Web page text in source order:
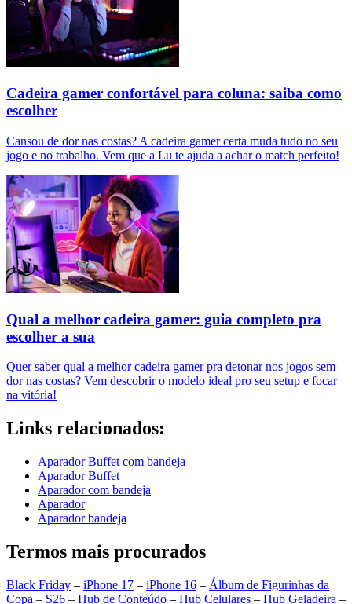
Cadeira gamer confortável para coluna: saiba como
escolher
Cansou de dor nas costas? A cadeira gamer certa muda tudo no seu
jogo e no trabalho. Vem que a Lu te ajuda a achar o match perfeito!
Qual a melhor cadeira gamer: guia completo pra
escolher a sua
Quer saber qual a melhor cadeira gamer pra detonar nos jogos sem
dor nas costas? Vem descobrir o modelo ideal pro seu setup e focar
na vitória!
Links relacionados:
Aparador Buffet com bandeja
Aparador Buffet
Aparador com bandeja
Aparador
Aparador bandeja
Termos mais procurados
Black Friday – iPhone 17 – iPhone 16 – Álbum de Figurinhas da
Copa – S26 – Hub de Conteúdo – Hub Celulares – Hub Geladeira –